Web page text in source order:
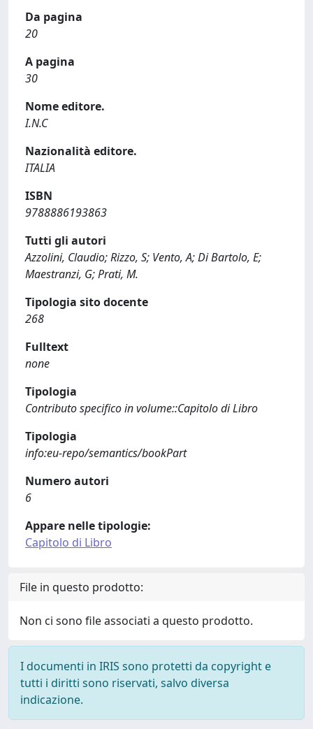
Da pagina
20
A pagina
30
Nome editore.
I.N.C
Nazionalità editore.
ITALIA
ISBN
9788886193863
Tutti gli autori
Azzolini, Claudio; Rizzo, S; Vento, A; Di Bartolo, E;
Maestranzi, G; Prati, M.
Tipologia sito docente
268
Fulltext
none
Tipologia
Contributo specifico in volume::Capitolo di Libro
Tipologia
info:eu-repo/semantics/bookPart
Numero autori
6
Appare nelle tipologie:
Capitolo di Libro
File in questo prodotto:
Non ci sono file associati a questo prodotto.
I documenti in IRIS sono protetti da copyright e
tutti i diritti sono riservati, salvo diversa
indicazione.